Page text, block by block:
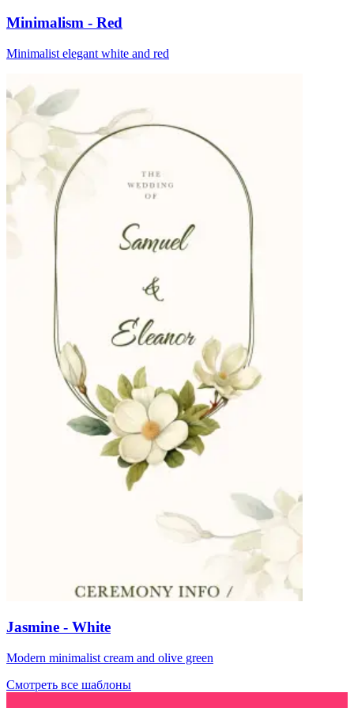
Minimalism - Red
Minimalist elegant white and red
Jasmine - White
Modern minimalist cream and olive green
Смотреть все шаблоны